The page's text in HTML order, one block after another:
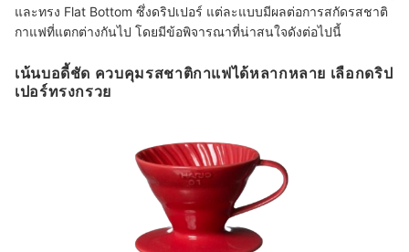
และทรง Flat Bottom ซึ่งดริปเปอร์ แต่ละแบบมีผลต่อการสกัดรสชาติ
กาแฟที่แตกต่างกันไป โดยมีข้อพิจารณาที่น่าสนใจดังต่อไปนี้
เน้นบอดี้ชัด ควบคุมรสชาติกาแฟได้หลากหลาย เลือกดริป
เปอร์ทรงกรวย